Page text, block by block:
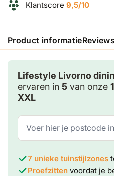
Klantscore 9,5/10
Product informatieReviews
Lifestyle Livorno
ervaren in 5 van onze
XXL
7 unieke tuinstijlzones
Proefzitten voordat je